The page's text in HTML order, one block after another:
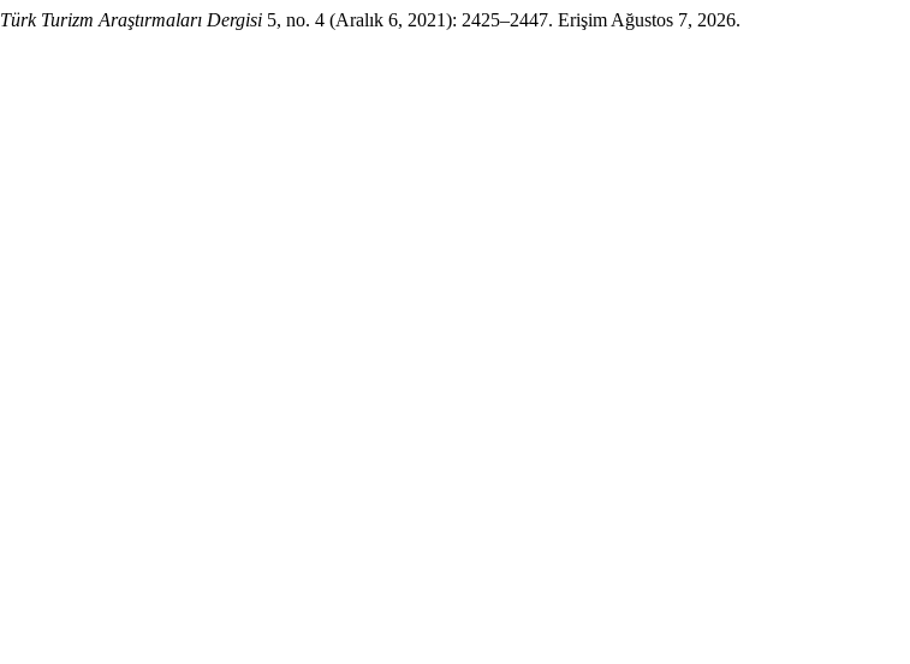
Türk Turizm Araştırmaları Dergisi 5, no. 4 (Aralık 6, 2021): 2425–2447. Erişim Ağustos 7, 2026.